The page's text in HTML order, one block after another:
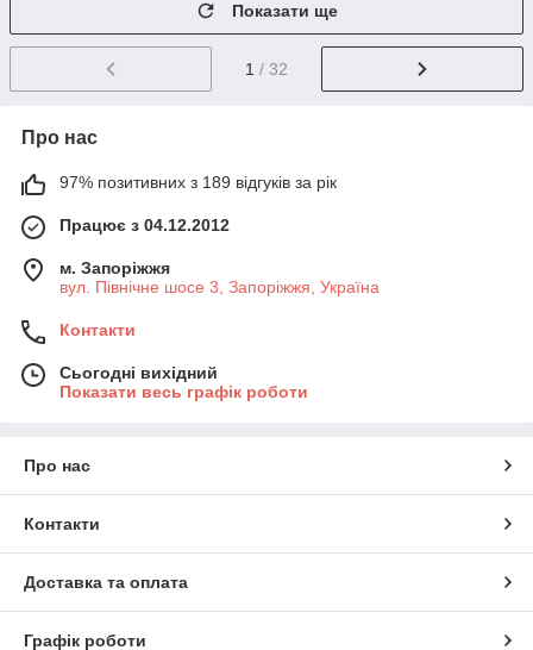
Показати ще
1 / 32
Про нас
97% позитивних з 189 відгуків за рік
Працює з 04.12.2012
м. Запоріжжя
вул. Північне шосе 3, Запоріжжя, Україна
Контакти
Сьогодні вихідний
Показати весь графік роботи
Про нас
Контакти
Доставка та оплата
Графік роботи